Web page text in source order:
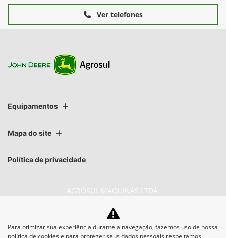
Ver telefones
Equipamentos
Mapa do site
Política de privacidade
AGROSUL MAQUINAS LTDA
CNPJ: 40.512.337/0009-50
Para otimizar sua experiência durante a navegação, fazemos uso de nossa
política de cookies e para proteger seus dados pessoais respeitamos